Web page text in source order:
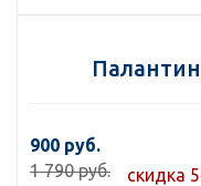
900 руб.
1 790 руб.
скидка